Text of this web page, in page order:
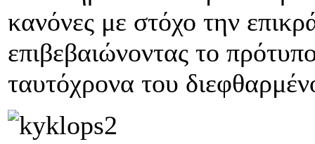
κανόνες με στόχο την
επιβεβαιώνοντας το
ταυτόχρονα του